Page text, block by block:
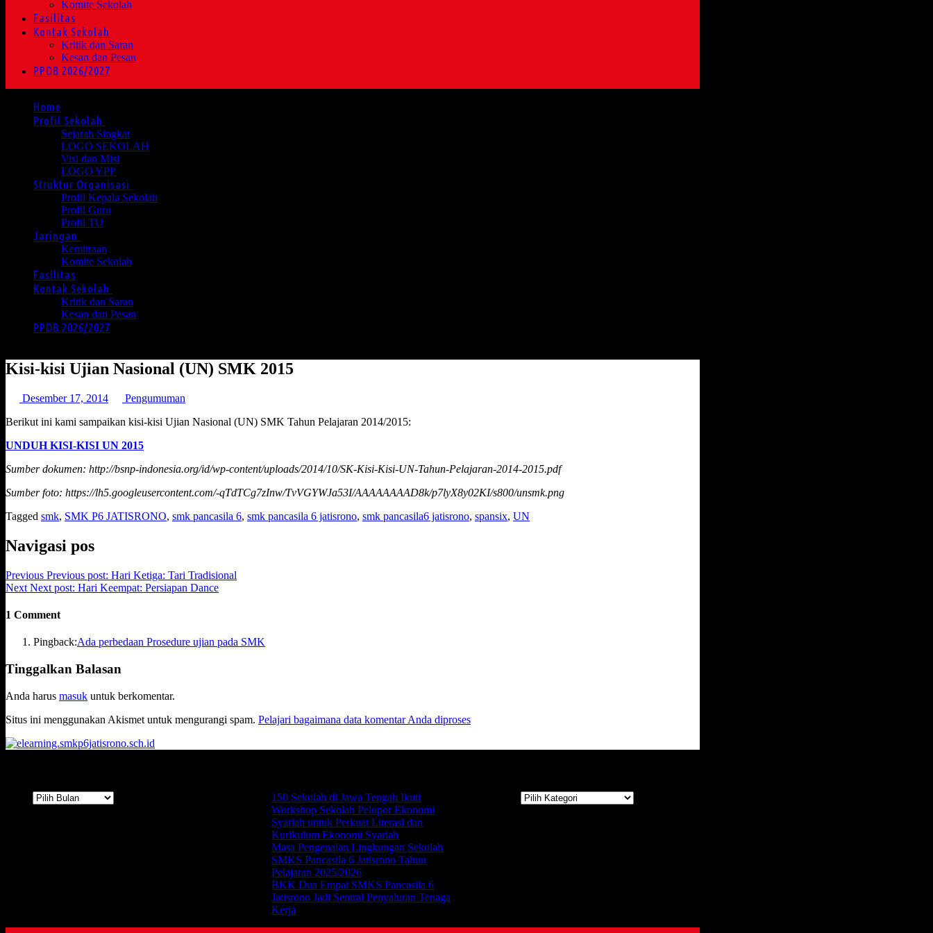
Komite Sekolah
Fasilitas
Kontak Sekolah
Kritik dan Saran
Kesan dan Pesan
PPDB 2026/2027
Home
Profil Sekolah
Sejarah Singkat
LOGO SEKOLAH
Visi dan Misi
LOGO YPP
Struktur Organisasi
Profil Kepala Sekolah
Profil Guru
Profil TU
Jaringan
Kemitraan
Komite Sekolah
Fasilitas
Kontak Sekolah
Kritik dan Saran
Kesan dan Pesan
PPDB 2026/2027
Kisi-kisi Ujian Nasional (UN) SMK 2015
Desember 17, 2014
Pengumuman
Berikut ini kami sampaikan kisi-kisi Ujian Nasional (UN) SMK Tahun Pelajaran 2014/2015:
UNDUH KISI-KISI UN 2015
Sumber dokumen: http://bsnp-indonesia.org/id/wp-content/uploads/2014/10/SK-Kisi-Kisi-UN-Tahun-Pelajaran-2014-2015.pdf
Sumber foto: https://lh5.googleusercontent.com/-qTdTCg7zInw/TvVGYWJa53I/AAAAAAAAD8k/p7lyX8y02KI/s800/unsmk.png
Tagged smk, SMK P6 JATISRONO, smk pancasila 6, smk pancasila 6 jatisrono, smk pancasila6 jatisrono, spansix, UN
Navigasi pos
Previous Previous post: Hari Ketiga: Tari Tradisional
Next Next post: Hari Keempat: Persiapan Dance
1 Comment
Pingback:Ada perbedaan Prosedure ujian pada SMK
Tinggalkan Balasan
Anda harus masuk untuk berkomentar.
Situs ini menggunakan Akismet untuk mengurangi spam. Pelajari bagaimana data komentar Anda diproses
150 Sekolah di Jawa Tengah Ikuti
Workshop Sekolah Pelopor Ekonomi
Syariah untuk Perkuat Literasi dan
Kurikulum Ekonomi Syariah
Masa Pengenalan Lingkungan Sekolah
SMKS Pancasila 6 Jatisrono Tahun
Pelajaran 2025/2026
BKK Dua Empat SMKS Pancasila 6
Jatisrono Jadi Sentral Penyaluran Tenaga
Kerja